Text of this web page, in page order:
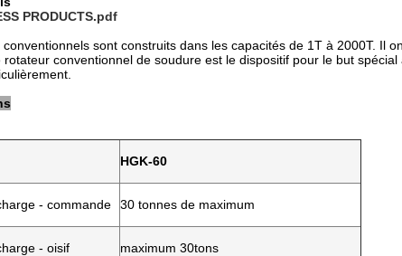
PRODUCTS.pdf
conventionnels sont construits dans les capacités de 1T à 2000T. Il
rotateur conventionnel de soudure est le dispositif pour le but
HGK-60
- commande 30 tonnes de maximum
- oisif maximum 30tons